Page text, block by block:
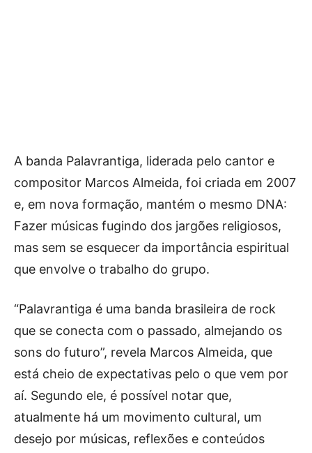
A banda Palavrantiga, liderada pelo cantor e
compositor Marcos Almeida, foi criada em 2007
e, em nova formação, mantém o mesmo DNA:
Fazer músicas fugindo dos jargões religiosos,
mas sem se esquecer da importância espiritual
que envolve o trabalho do grupo.
“Palavrantiga é uma banda brasileira de rock
que se conecta com o passado, almejando os
sons do futuro”, revela Marcos Almeida, que
está cheio de expectativas pelo o que vem por
aí. Segundo ele, é possível notar que,
atualmente há um movimento cultural, um
desejo por músicas, reflexões e conteúdos